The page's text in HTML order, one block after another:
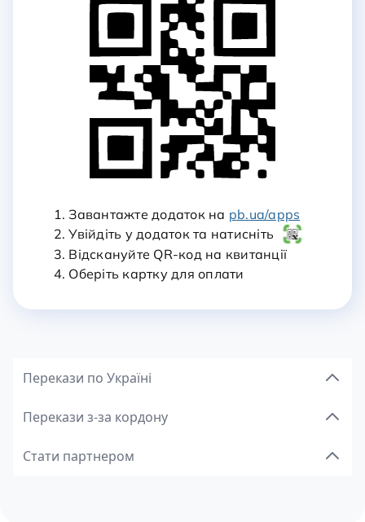
1. Завантажте додаток на pb.ua/apps
2. Увійдіть у додаток та натисніть
3. Відскануйте QR-код на квитанції
4. Оберіть картку для оплати
Перекази по Україні
Перекази з-за кордону
Стати партнером